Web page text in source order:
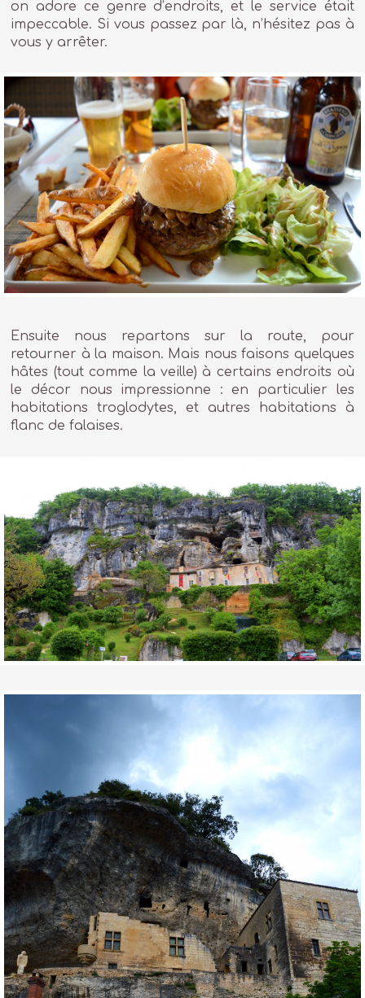
on adore ce genre d’endroits, et le service était
impeccable. Si vous passez par là, n’hésitez pas à
vous y arrêter.
Ensuite nous repartons sur la route, pour
retourner à la maison. Mais nous faisons quelques
hâtes (tout comme la veille) à certains endroits où
le décor nous impressionne : en particulier les
habitations troglodytes, et autres habitations à
flanc de falaises.